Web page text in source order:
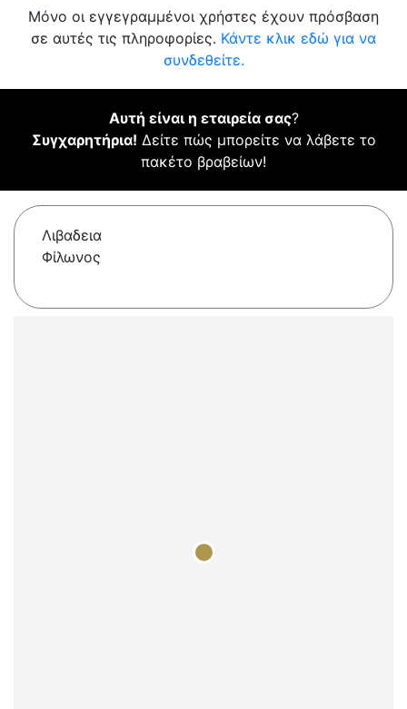
Μόνο οι εγγεγραμμένοι χρήστες έχουν πρόσβαση
σε αυτές τις πληροφορίες. Κάντε κλικ εδώ για να
συνδεθείτε.
Αυτή είναι η εταιρεία σας?
Συγχαρητήρια! Δείτε πώς μπορείτε να λάβετε το
πακέτο βραβείων!
Λιβαδεια
Φίλωνος